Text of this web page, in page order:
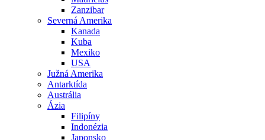
Zanzibar
Severná Amerika
Kanada
Kuba
Mexiko
USA
Južná Amerika
Antarktída
Austrália
Ázia
Filipíny
Indonézia
Japonsko